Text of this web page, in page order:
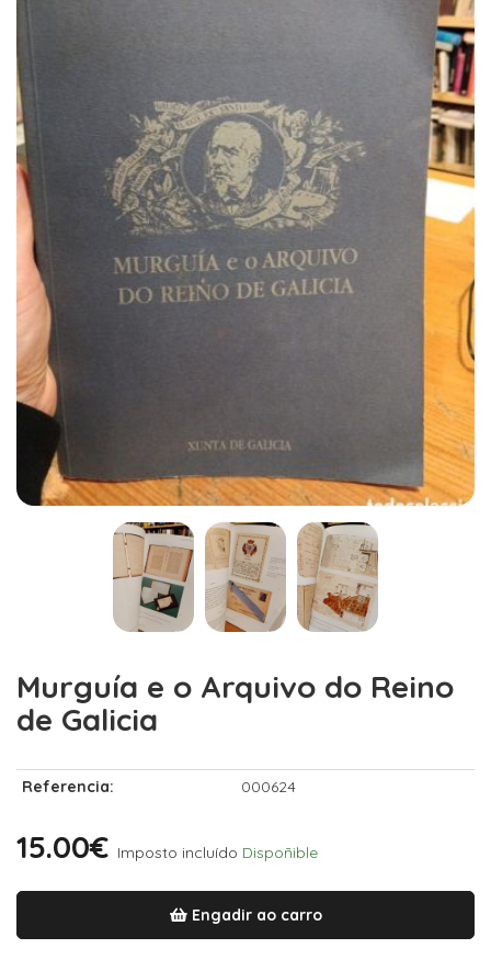
Murguía e o Arquivo do Reino
de Galicia
Referencia: 000624
15.00€ Imposto incluído Dispoñible
Engadir ao carro